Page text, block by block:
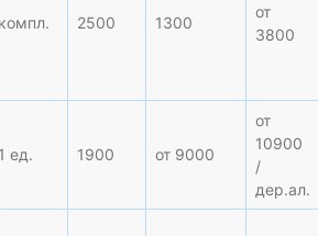
компл. 2500 1300
от
3800
1 ед. 1900 от 9000
от
10900
/
дер.ал.